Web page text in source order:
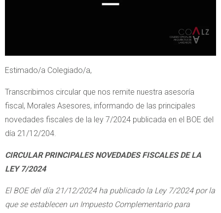
Estimado/a Colegiado/a,
Transcribimos circular que nos remite nuestra asesoría
fiscal, Morales Asesores, informando de las principales
novedades fiscales de la ley 7/2024 publicada en el BOE del
día 21/12/204.
CIRCULAR PRINCIPALES NOVEDADES FISCALES DE LA
LEY 7/2024
El BOE del día 21/12/2024 ha publicado la Ley 7/2024 por la
que se establecen un Impuesto Complementario para